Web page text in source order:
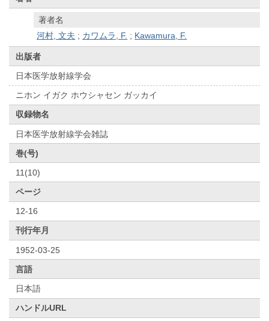
著者名
河村, 文夫 ; カワムラ, F. ; Kawamura, F.
出版者
日本医学放射線学会
ニホン イガク ホウシャセン ガッカイ
収録物名
日本医学放射線学会雑誌
巻(号)
11(10)
ページ
12-16
刊行年月
1952-03-25
言語
日本語
ハンドルURL